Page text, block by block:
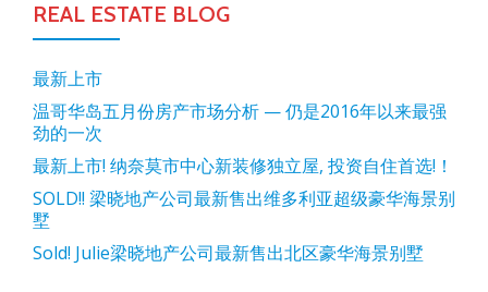
REAL ESTATE BLOG
最新上市
温哥华岛五月份房产市场分析 — 仍是2016年以来最强
劲的一次
最新上市! 纳奈莫市中心新装修独立屋, 投资自住首选!！
SOLD!! 梁晓地产公司最新售出维多利亚超级豪华海景别
墅
Sold! Julie梁晓地产公司最新售出北区豪华海景别墅